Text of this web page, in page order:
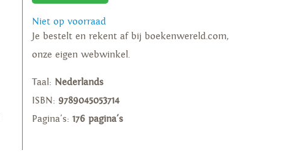
Niet op voorraad
Je bestelt en rekent af bij boekenwereld.com,
onze eigen webwinkel.
Taal: Nederlands
ISBN: 9789045053714
Pagina's: 176 pagina's